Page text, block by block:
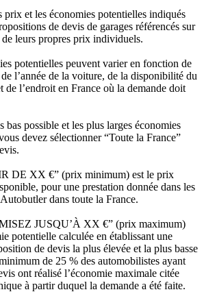
et les économies potentielles indiqués
de devis de garages référencés sur
leurs propres prix individuels.
potentielles peuvent varier en fonction de
l’année de la voiture, de la disponibilité du
de l’endroit en France où la demande doit
possible et les plus larges économies
devez sélectionner “Toute la France”
DE XX €” (prix minimum) est le prix
pour une prestation donnée dans les
dans toute la France.
JUSQU’À XX €” (prix maximum)
potentielle calculée en établissant une
de devis la plus élevée et la plus basse
de 25 % des automobilistes ayant
ont réalisé l’économie maximale citée
à partir duquel la demande a été faite.